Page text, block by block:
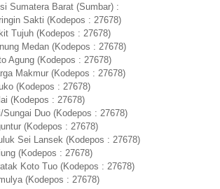
Sumatera Barat (Sumbar) :
Sakti (Kodepos : 27678)
Tujuh (Kodepos : 27678)
Medan (Kodepos : 27678)
Agung (Kodepos : 27678)
Makmur (Kodepos : 27678)
(Kodepos : 27678)
(Kodepos : 27678)
Duo (Kodepos : 27678)
(Kodepos : 27678)
Sei Lansek (Kodepos : 27678)
(Kodepos : 27678)
Koto Tuo (Kodepos : 27678)
(Kodepos : 27678)